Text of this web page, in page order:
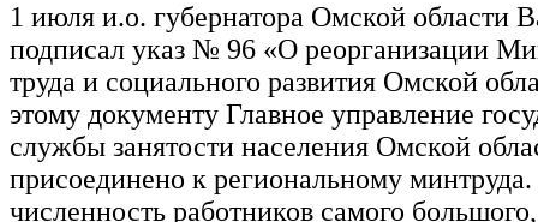
1 июля и.о. губернатора Омской
подписал указ № 96 «О реорганизации
труда и социального развития Омской
этому документу Главное управление
службы занятости населения Омской
присоединено к региональному
численность работников самого